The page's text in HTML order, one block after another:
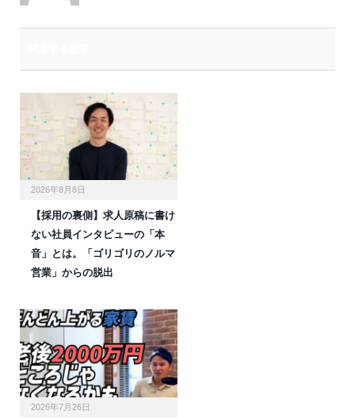
2026年8月8日
【採用の裏側】求人原稿に書け
ない社員インタビューの「本
音」とは。「ゴリゴリのノルマ
営業」からの脱出
2026年7月26日